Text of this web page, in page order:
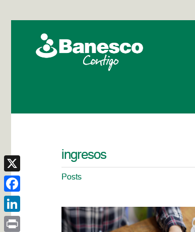
ingresos
Posts
X
Facebook
LinkedIn